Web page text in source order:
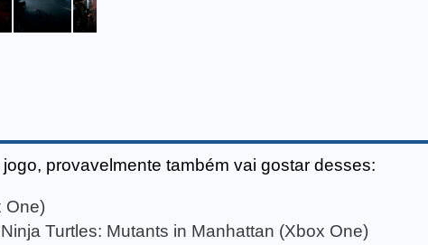
provavelmente também vai gostar desses:
One)
Turtles: Mutants in Manhattan (Xbox One)